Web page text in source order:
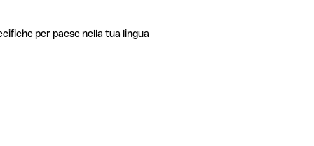
per paese nella tua lingua